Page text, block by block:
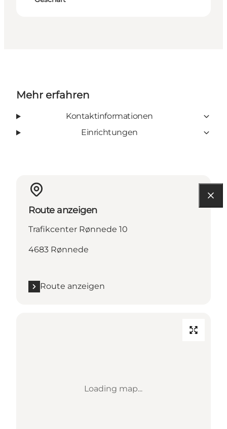
Mehr erfahren
Kontaktinformationen
Einrichtungen
Route anzeigen
Trafikcenter Rønnede 10
4683 Rønnede
Route anzeigen
Loading map...